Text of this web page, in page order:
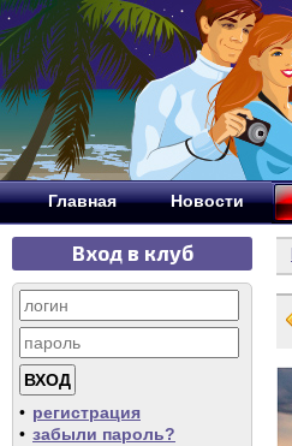
Главная Новости
Вход в клуб
• регистрация
• забыли пароль?